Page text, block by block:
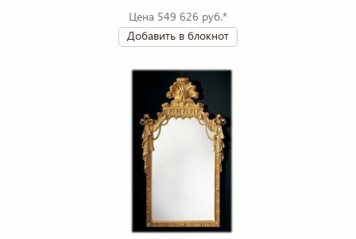
Цена 549 626 руб.*
Добавить в блокнот